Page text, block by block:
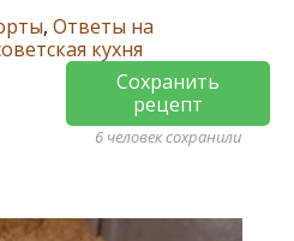
, Ответы на
кухня
Сохранить
рецепт
6 человек сохранили